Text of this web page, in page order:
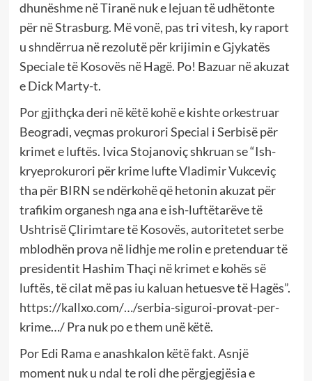
dhunëshme në Tiranë nuk e lejuan të udhëtonte
për në Strasburg. Më vonë, pas tri vitesh, ky raport
u shndërrua në rezolutë për krijimin e Gjykatës
Speciale të Kosovës në Hagë. Po! Bazuar në akuzat
e Dick Marty-t.
Por gjithçka deri në këtë kohë e kishte orkestruar
Beogradi, veçmas prokurori Special i Serbisë për
krimet e luftës. Ivica Stojanoviç shkruan se “Ish-
kryeprokurori për krime lufte Vladimir Vukceviç
tha për BIRN se ndërkohë që hetonin akuzat për
trafikim organesh nga ana e ish-luftëtarëve të
Ushtrisë Çlirimtare të Kosovës, autoritetet serbe
mblodhën prova në lidhje me rolin e pretenduar të
presidentit Hashim Thaçi në krimet e kohës së
luftës, të cilat më pas iu kaluan hetuesve të Hagës”.
https://kallxo.com/…/serbia-siguroi-provat-per-
krime…/ Pra nuk po e them unë këtë.
Por Edi Rama e anashkalon këtë fakt. Asnjë
moment nuk u ndal te roli dhe përgjegjësia e